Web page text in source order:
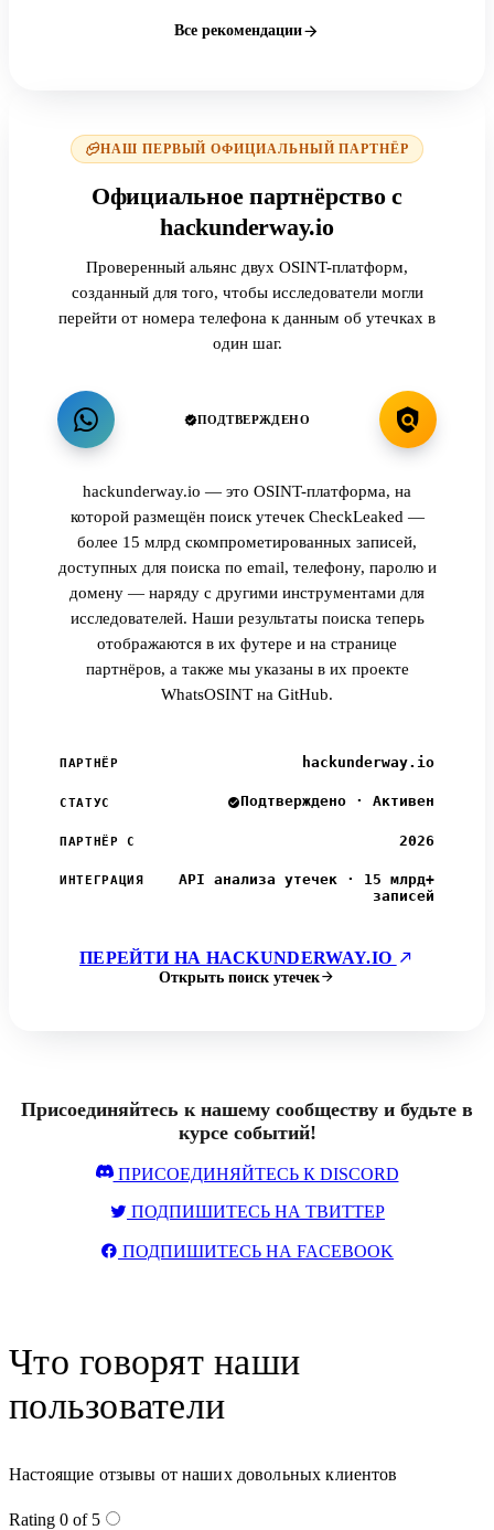
Все рекомендации
НАШ ПЕРВЫЙ ОФИЦИАЛЬНЫЙ ПАРТНЁР
Официальное партнёрство с
hackunderway.io
Проверенный альянс двух OSINT-платформ,
созданный для того, чтобы исследователи могли
перейти от номера телефона к данным об утечках в
один шаг.
ПОДТВЕРЖДЕНО
hackunderway.io — это OSINT-платформа, на
которой размещён поиск утечек CheckLeaked —
более 15 млрд скомпрометированных записей,
доступных для поиска по email, телефону, паролю и
домену — наряду с другими инструментами для
исследователей. Наши результаты поиска теперь
отображаются в их футере и на странице
партнёров, а также мы указаны в их проекте
WhatsOSINT на GitHub.
ПАРТНЁР hackunderway.io
СТАТУС Подтверждено · Активен
ПАРТНЁР С 2026
ИНТЕГРАЦИЯ
API анализа утечек · 15 млрд+
записей
ПЕРЕЙТИ НА HACKUNDERWAY.IO
Открыть поиск утечек
Присоединяйтесь к нашему сообществу и будьте в
курсе событий!
ПРИСОЕДИНЯЙТЕСЬ К DISCORD
ПОДПИШИТЕСЬ НА ТВИТТЕР
ПОДПИШИТЕСЬ НА FACEBOOK
Что говорят наши
пользователи
Настоящие отзывы от наших довольных клиентов
Rating 0 of 5